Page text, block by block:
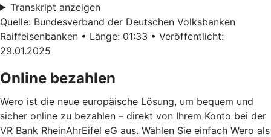
Transkript anzeigen
Quelle: Bundesverband der Deutschen Volksbanken
Raiffeisenbanken • Länge: 01:33 • Veröffentlicht:
29.01.2025
Online bezahlen
Wero ist die neue europäische Lösung, um bequem und
sicher online zu bezahlen – direkt von Ihrem Konto bei der
VR Bank RheinAhrEifel eG aus. Wählen Sie einfach Wero als